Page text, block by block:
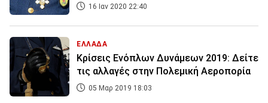
16 Ιαν 2020 22:40
ΕΛΛΑΔΑ
Κρίσεις Ενόπλων Δυνάμεων 2019: Δείτε
τις αλλαγές στην Πολεμική Αεροπορία
05 Μαρ 2019 18:03